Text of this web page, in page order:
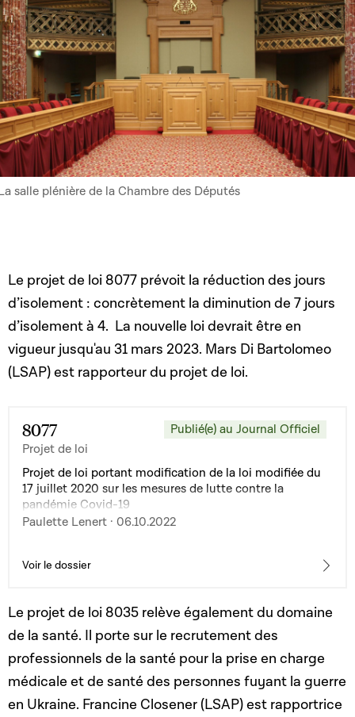
salle plénière de la Chambre des Députés
Le projet de loi 8077 prévoit la réduction des jours
d’isolement : concrètement la diminution de 7 jours
d’isolement à 4. La nouvelle loi devrait être en
vigueur jusqu'au 31 mars 2023. Mars Di Bartolomeo
(LSAP) est rapporteur du projet de loi.
8077
Projet de loi
Publié(e) au Journal Officiel
Projet de loi portant modification de la loi modifiée du
17 juillet 2020 sur les mesures de lutte contre la
pandémie Covid-19
Paulette Lenert · 06.10.2022
Voir le dossier
Le projet de loi 8035 relève également du domaine
de la santé. Il porte sur le recrutement des
professionnels de la santé pour la prise en charge
médicale et de santé des personnes fuyant la guerre
en Ukraine. Francine Closener (LSAP) est rapportrice